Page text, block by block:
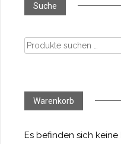
Suche
Suchen
nach:
Warenkorb
Es befinden sich keine